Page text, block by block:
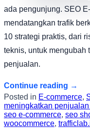
ada pengunjung. SEO
mendatangkan trafik
10 strategi praktis, dari
teknis, untuk mengubah
penjualan.
Continue reading →
Posted in E-commerce,
meningkatkan
seo e-commerce, seo
woocommerce,